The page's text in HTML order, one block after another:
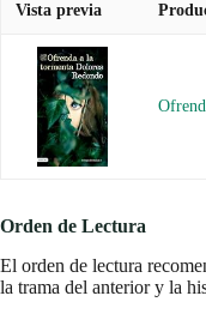
Vista previa
Orden de Lectura
El orden de lectura
la trama del anterior y la